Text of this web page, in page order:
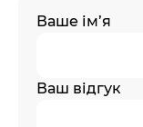
Ваше ім’я
Ваш відгук